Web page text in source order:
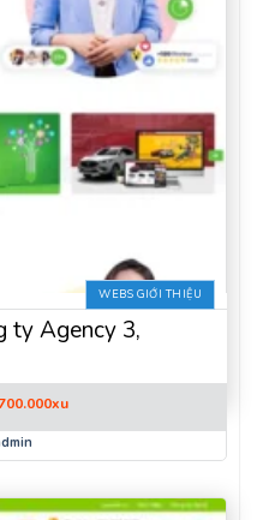
WEBS GIỚI THIỆU
ty Agency 3,
xuGiá
tại